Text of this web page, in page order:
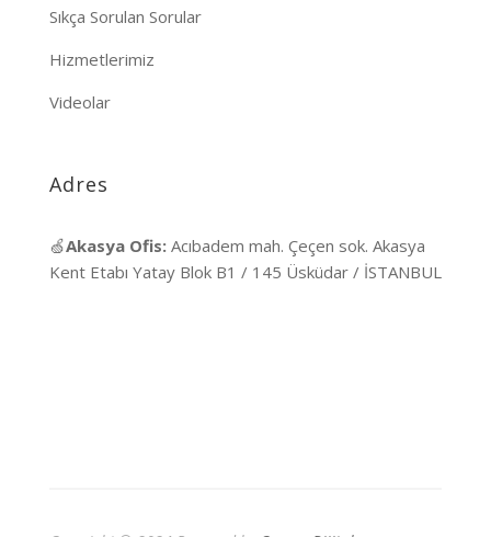
Sıkça Sorulan Sorular
Hizmetlerimiz
Videolar
Adres
🍏Akasya Ofis: Acıbadem mah. Çeçen sok. Akasya
Kent Etabı Yatay Blok B1 / 145 Üsküdar / İSTANBUL